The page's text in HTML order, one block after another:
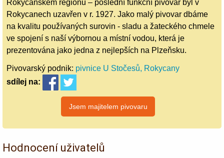
Rokycanském regionu – poslední funkční pivovar byl v
Rokycanech uzavřen v r. 1927. Jako malý pivovar dbáme
na kvalitu používaných surovin - sladu a žateckého chmele
ve spojení s naší výbornou a místní vodou, která je
prezentována jako jedna z nejlepších na Plzeňsku.
Pivovarský podnik: pivnice U Stočesů, Rokycany
sdílej na:
Hodnocení uživatelů